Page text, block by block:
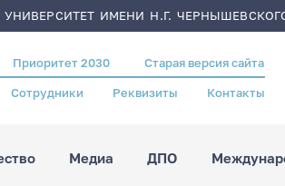
ИМЕНИ Н.Г.
Приоритет 2030 Старая версия сайта
Сотрудники Реквизиты Контакты
Медиа ДПО